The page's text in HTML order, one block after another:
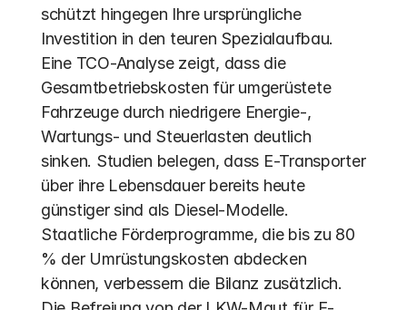
schützt hingegen Ihre ursprüngliche
Investition in den teuren Spezialaufbau.
Eine TCO-Analyse zeigt, dass die
Gesamtbetriebskosten für umgerüstete
Fahrzeuge durch niedrigere Energie-,
Wartungs- und Steuerlasten deutlich
sinken. Studien belegen, dass E-Transporter
über ihre Lebensdauer bereits heute
günstiger sind als Diesel-Modelle.
Staatliche Förderprogramme, die bis zu 80
% der Umrüstungskosten abdecken
können, verbessern die Bilanz zusätzlich.